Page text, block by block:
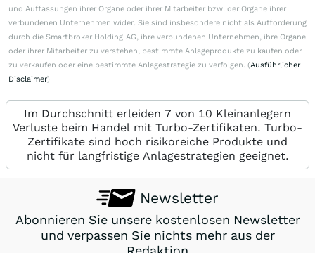
und Auffassungen ihrer Organe oder ihrer Mitarbeiter bzw. der Organe ihrer
verbundenen Unternehmen wider. Sie sind insbesondere nicht als Aufforderung
durch die Smartbroker Holding AG, ihre verbundenen Unternehmen, ihre Organe
oder ihrer Mitarbeiter zu verstehen, bestimmte Anlageprodukte zu kaufen oder
zu verkaufen oder eine bestimmte Anlagestrategie zu verfolgen. (Ausführlicher
Disclaimer)
Im Durchschnitt erleiden 7 von 10 Kleinanlegern
Verluste beim Handel mit Turbo-Zertifikaten. Turbo-
Zertifikate sind hoch risikoreiche Produkte und
nicht für langfristige Anlagestrategien geeignet.
Newsletter
Abonnieren Sie unsere kostenlosen Newsletter
und verpassen Sie nichts mehr aus der